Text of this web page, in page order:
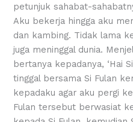
petunjuk sahabat-
Aku bekerja hingga aku
dan kambing. Tidak lama
juga meninggal dunia.
bertanya kepadanya, ‘Hai
tinggal bersama Si Fulan
kepadaku agar aku pergi
Fulan tersebut berwasiat